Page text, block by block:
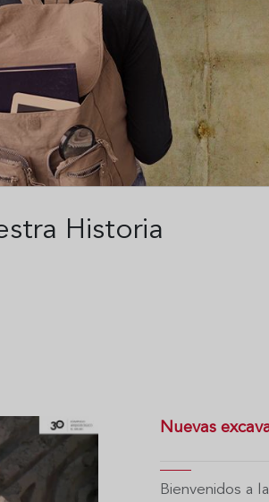
Historia
Nuevas
Bienvenidos a